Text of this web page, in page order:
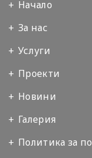
Начало
За нас
Услуги
Проекти
Новини
Галерия
Политика за